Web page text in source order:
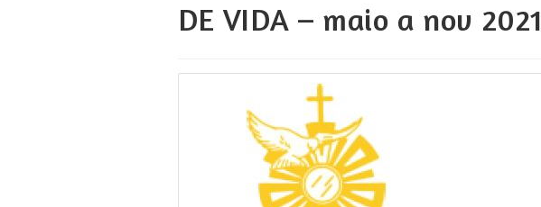
DE VIDA – maio a nov 2021